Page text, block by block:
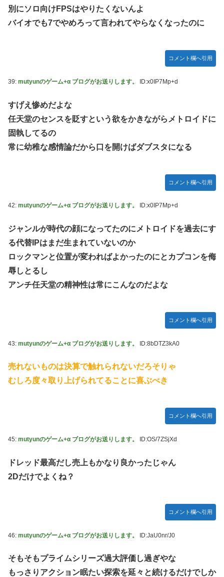
別にソロ向けFPSはやりたくないんよ
バイオでも7でやめろって言われてやらなくなったのに
コメント欄へ引用
39: mutyunのゲーム+α ブログがお送りします。 ID:x0IP7Mp+d
すげえ惨めだよな
任天堂のセンスを貶すという欲をかきながらメトロイドに
固執してるの
常に幼稚な感情論だから口を開けばダブスタになる
コメント欄へ引用
42: mutyunのゲーム+α ブログがお送りします。 ID:x0IP7Mp+d
ジャンルが時代の顔になってたのにメトロイドを過去にす
る代替IPはまだ生まれていないのか
ロックマンと位置が変わればよかったのにとカプコンを侮
辱しとるし
アンチ任天堂の精神性は常にこんなのだよな
コメント欄へ引用
43: mutyunのゲーム+α ブログがお送りします。 ID:8bDTZ3kA0
売れないものは決算で触れられないだろそりゃ
むしろ度々取り上げられてることに喜ぶべき
コメント欄へ引用
45: mutyunのゲーム+α ブログがお送りします。 ID:OS/7ZSjXd
ドレッド最高だし売上もかなり良かったじゃん
2Dだけでよくね？
コメント欄へ引用
46: mutyunのゲーム+α ブログがお送りします。 ID:JaU0nr/J0
そもそもプライムシリーズ過大評価し過ぎやな
もっさりアクション眠たい探索を延々と続けるだけでしか